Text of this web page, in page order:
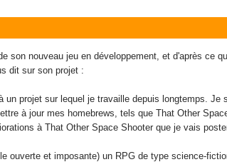
son nouveau jeu en développement, et d'après ce
dit sur son projet :
projet sur lequel je travaille depuis longtemps.
à jour mes homebrews, tels que That Other
à That Other Space Shooter que je vais
ouverte et imposante) un RPG de type science-